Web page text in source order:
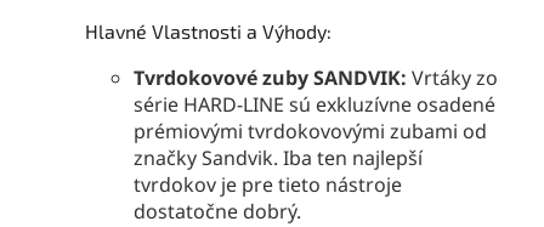
Hlavné Vlastnosti a Výhody:
Tvrdokovové zuby SANDVIK: Vrtáky zo
série HARD-LINE sú exkluzívne osadené
prémiovými tvrdokovovými zubami od
značky Sandvik. Iba ten najlepší
tvrdokov je pre tieto nástroje
dostatočne dobrý.